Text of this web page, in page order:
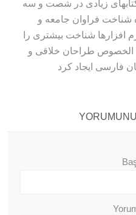
زیادی در شصت و سه
شناخت فراوان جامعه و
افزارها شناخت بیشتری را
الخصوص طراحان خلاقی و